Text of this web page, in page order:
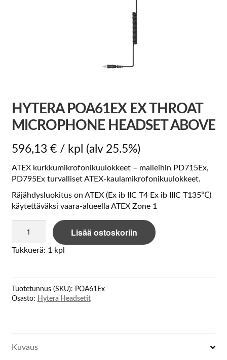
HYTERA POA61EX EX THROAT
MICROPHONE HEADSET ABOVE
596,13 €/ kpl (alv 25.5%)
ATEX kurkkumikrofonikuulokkeet – malleihin PD715Ex,
PD795Ex ​​turvalliset ATEX-kaulamikrofonikuulokkeet.
Räjähdysluokitus on ATEX (Ex ib IIC T4 Ex ib IIIC T135℃)
käytettäväksi vaara-alueella ATEX Zone 1
POA61Ex
EX
above
määrä
Lisää ostoskoriin
Tukkuerä: 1 kpl
Tuotetunnus (SKU): POA61Ex
Osasto: Hytera Headsetit
Kuvaus